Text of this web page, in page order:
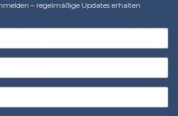
– regelmäßige Updates erhalten